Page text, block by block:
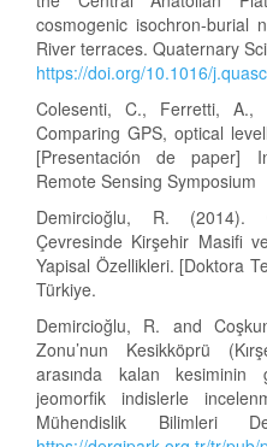
cosmogenic isochron-burial
River terraces. Quaternary
https://doi.org/10.1016/
Colesenti, C., Ferretti,
Comparing GPS, optical
[Presentación de paper]
Remote Sensing Symposium
Demircioğlu, R. (2014).
Çevresinde Kirşehir Masifi
Yapisal Özellikleri. [Doktora
Türkiye.
Demircioğlu, R. and
Zonu’nun Kesikköprü
arasında kalan kesiminin
jeomorfik indislerle
Mühendislik Bilimleri